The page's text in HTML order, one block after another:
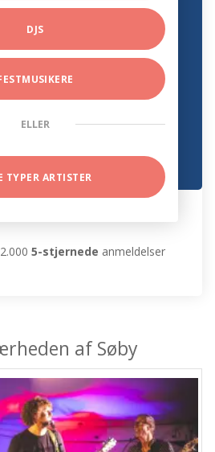
DJS
ELLER
TYPER ARTISTER
5-stjernede anmeldelser
af Søby